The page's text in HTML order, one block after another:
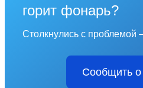
горит фонарь?
Столкнулись с проблемой
Сообщить